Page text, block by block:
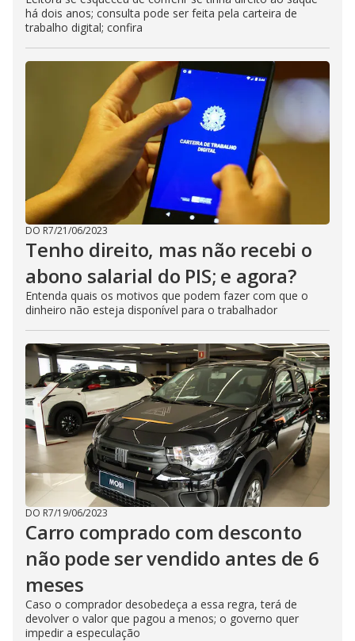
há dois anos; consulta pode ser feita pela carteira de
trabalho digital; confira
DO R7/21/06/2023
Tenho direito, mas não recebi o
abono salarial do PIS; e agora?
Entenda quais os motivos que podem fazer com que o
dinheiro não esteja disponível para o trabalhador
DO R7/19/06/2023
Carro comprado com desconto
não pode ser vendido antes de 6
meses
Caso o comprador desobedeça a essa regra, terá de
devolver o valor que pagou a menos; o governo quer
impedir a especulação